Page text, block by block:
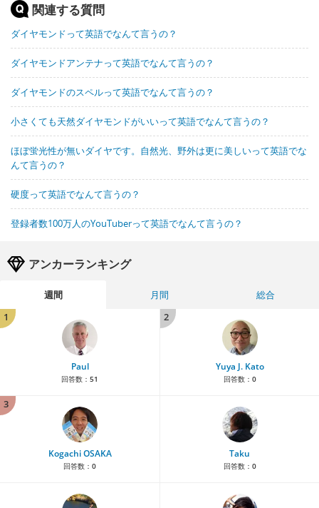
関連する質問
ダイヤモンドって英語でなんて言うの？
ダイヤモンドアンテナって英語でなんて言うの？
ダイヤモンドのスペルって英語でなんて言うの？
小さくても天然ダイヤモンドがいいって英語でなんて言うの？
ほぼ蛍光性が無いダイヤです。自然光、野外は更に美しいって英語でな
んて言うの？
硬度って英語でなんて言うの？
登録者数100万人のYouTuberって英語でなんて言うの？
アンカーランキング
週間 月間
総合
1
Paul
回答数： 51
2
Yuya J. Kato
回答数： 0
3
Kogachi OSAKA
回答数： 0
Taku
回答数： 0